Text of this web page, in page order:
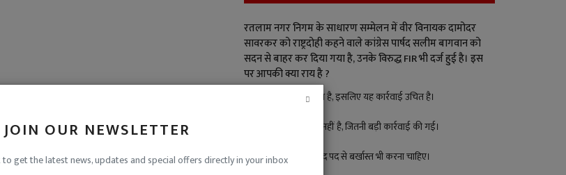
JOIN OUR NEWSLETTER
get the latest news, updates and special offers directly in your inbox
रतलाम नगर निगम के साधारण सम्मेलन में वीर विनायक दामोदर
सावरकर को राष्ट्रदोही कहने वाले कांग्रेस पार्षद सलीम बागवान को
सदन से बाहर कर दिया गया है, उनके विरुद्ध FIR भी दर्ज हुई है। इस
पर आपकी क्या राय है ?
पार्षद ने गलत किया है, इसलिए यह कार्रवाई उचित है।
इतना बड़ा अपराध नहीं है, जितनी बड़ी कार्रवाई की गई।
बड़ा अपराध है, पार्षद पद से बर्खास्त भी करना चाहिए।